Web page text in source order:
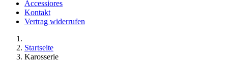
Accessiores
Kontakt
Vertrag widerrufen
Startseite
Karosserie